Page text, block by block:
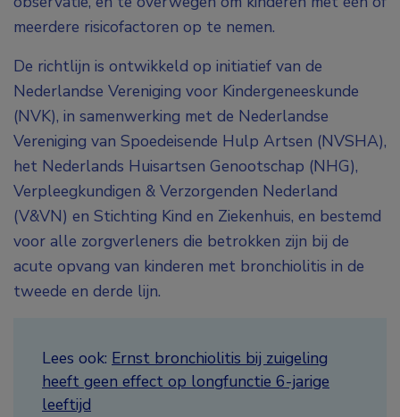
meerdere risicofactoren op te nemen.
De richtlijn is ontwikkeld op initiatief van de
Nederlandse Vereniging voor Kindergeneeskunde
(NVK), in samenwerking met de Nederlandse
Vereniging van Spoedeisende Hulp Artsen (NVSHA),
het Nederlands Huisartsen Genootschap (NHG),
Verpleegkundigen & Verzorgenden Nederland
(V&VN) en Stichting Kind en Ziekenhuis, en bestemd
voor alle zorgverleners die betrokken zijn bij de
acute opvang van kinderen met bronchiolitis in de
tweede en derde lijn.
Lees ook: Ernst bronchiolitis bij zuigeling
heeft geen effect op longfunctie 6-jarige
leeftijd